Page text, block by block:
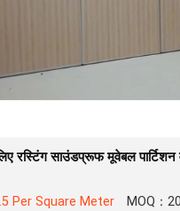
रस्टिंग साउंडप्रूफ मूवेबल पार्टिशन
Per Square Meter MOQ：20